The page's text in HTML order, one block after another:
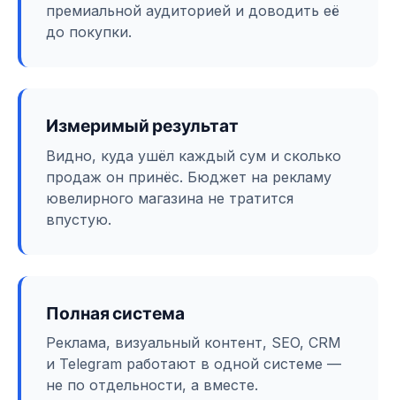
премиальной аудиторией и доводить её
до покупки.
Измеримый результат
Видно, куда ушёл каждый сум и сколько
продаж он принёс. Бюджет на рекламу
ювелирного магазина не тратится
впустую.
Полная система
Реклама, визуальный контент, SEO, CRM
и Telegram работают в одной системе —
не по отдельности, а вместе.